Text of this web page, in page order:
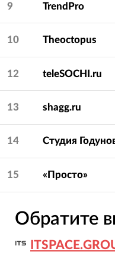
9 TrendPro
10 Theoctopus
12 teleSOCHI.ru
13 shagg.ru
14 Студия
15 «Просто»
Обратите